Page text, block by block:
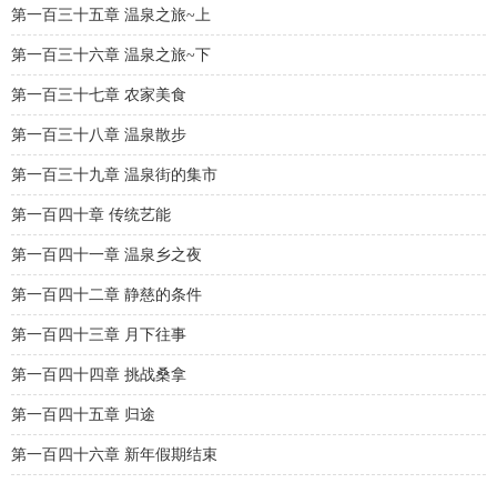
第一百三十五章 温泉之旅~上
第一百三十六章 温泉之旅~下
第一百三十七章 农家美食
第一百三十八章 温泉散步
第一百三十九章 温泉街的集市
第一百四十章 传统艺能
第一百四十一章 温泉乡之夜
第一百四十二章 静慈的条件
第一百四十三章 月下往事
第一百四十四章 挑战桑拿
第一百四十五章 归途
第一百四十六章 新年假期结束